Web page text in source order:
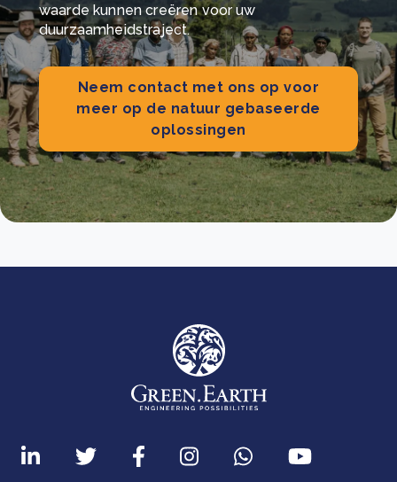
waarde kunnen creëren voor uw
duurzaamheidstraject.
Neem contact met ons op voor
meer op de natuur gebaseerde
oplossingen